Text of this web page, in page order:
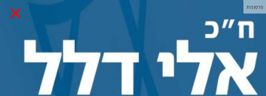
× פרסומת